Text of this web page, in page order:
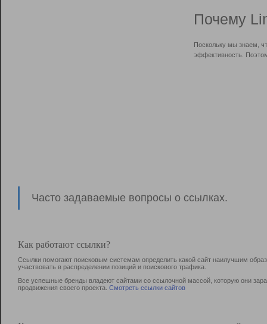
Почему
Поскольку мы знаем,
эффективность.
Часто задаваемые вопросы о ссылках.
Как работают ссылки?
Ссылки помогают поисковым системам определить какой сайт наилучшим
участвовать в раcпределении позиций и поискового трафика.
Все успешные бренды владеют сайтами со ссылочной массой, которую они
продвижения своего проекта. Смотреть ссылки сайтов